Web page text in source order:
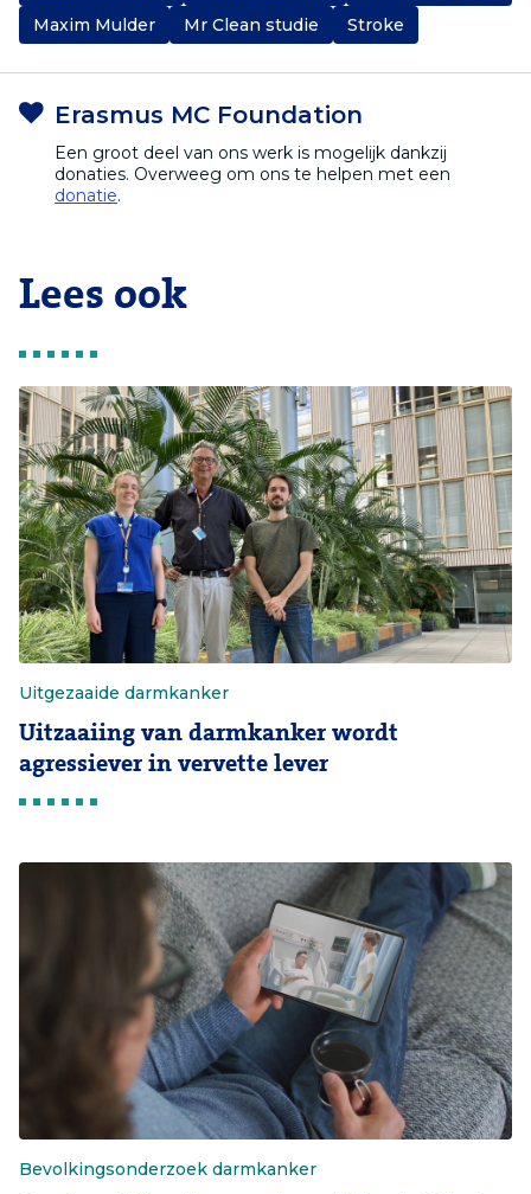
Maxim Mulder
Mr Clean studie Stroke
Erasmus MC Foundation
Een groot deel van ons werk is mogelijk dankzij
donaties. Overweeg om ons te helpen met een
donatie.
Lees ook
Uitgezaaide darmkanker
Uitzaaiing van darmkanker wordt
agressiever in vervette lever
Bevolkingsonderzoek darmkanker